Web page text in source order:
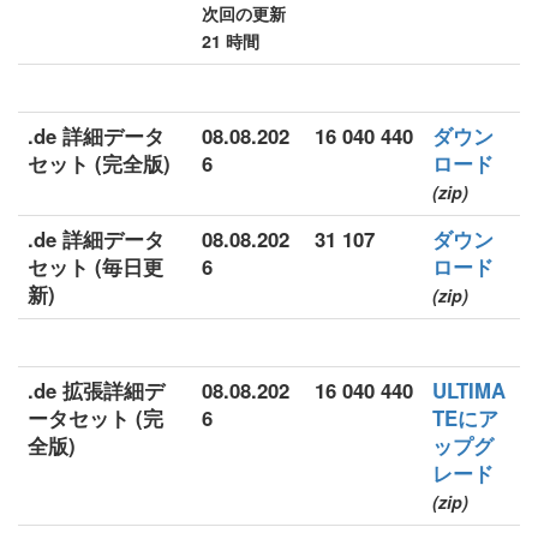
次回の更新
21 時間
.de 詳細データ
セット (完全版)
08.08.202
6
16 040 440
ダウン
ロード
(zip)
.de 詳細データ
セット (毎日更
新)
08.08.202
6
31 107
ダウン
ロード
(zip)
.de 拡張詳細デ
ータセット (完
全版)
08.08.202
6
16 040 440
ULTIMA
TEにア
ップグ
レード
(zip)